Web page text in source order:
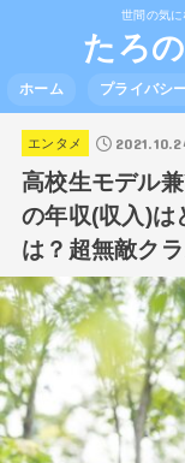
世間の気
たろ
ホーム プライバシ
エンタメ
高校生モデル
の年収(収入)は
は？超無敵ク